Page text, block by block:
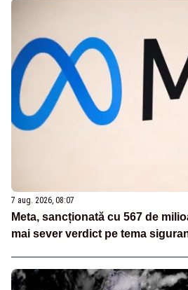
7 aug. 2026, 08:07
Meta, sancționată cu 567 de
mai sever verdict pe tema